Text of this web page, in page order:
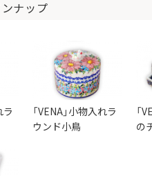
ナップ
ラ
「VENA」小物入れラ
ウンド小鳥
「
の